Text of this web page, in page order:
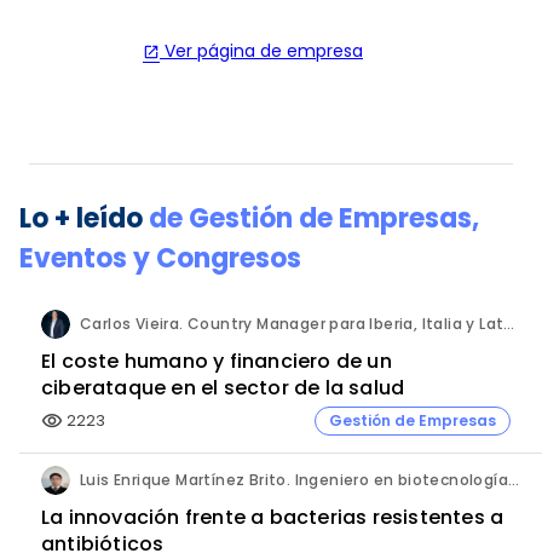
open_in_new Ver página de empresa
Lo + leídodeGestión de Empresas,
Eventos y Congresos
Carlos Vieira. Country Manager para Iberia, Italia y Latam. Hornetsecurity.
El coste humano y financiero de un
ciberataque en el sector de la salud
visibility 2223 Gestión de Empresas
Luis Enrique Martínez Brito. Ingeniero en biotecnología, México.
La innovación frente a bacterias resistentes a
antibióticos